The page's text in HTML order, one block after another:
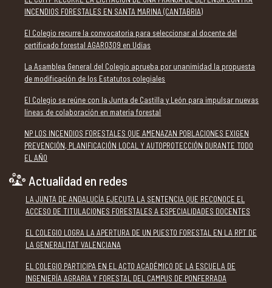
INCENDIOS FORESTALES EN SANTA MARINA (CANTABRIA)
El Colegio recurre la convocatoria para seleccionar al docente del
certificado forestal AGAR0309 en Udías
La Asamblea General del Colegio aprueba por unanimidad la propuesta
de modificación de los Estatutos colegiales
El Colegio se reúne con la Junta de Castilla y León para impulsar nuevas
líneas de colaboración en materia forestal
NP LOS INCENDIOS FORESTALES QUE AMENAZAN POBLACIONES EXIGEN
PREVENCIÓN, PLANIFICACIÓN LOCAL Y AUTOPROTECCIÓN DURANTE TODO
EL AÑO
Actualidad en redes
LA JUNTA DE ANDALUCÍA EJECUTA LA SENTENCIA QUE RECONOCE EL
ACCESO DE TITULACIONES FORESTALES A ESPECIALIDADES DOCENTES
EL COLEGIO LOGRA LA APERTURA DE UN PUESTO FORESTAL EN LA RPT DE
LA GENERALITAT VALENCIANA
EL COLEGIO PARTICIPA EN EL ACTO ACADÉMICO DE LA ESCUELA DE
INGENIERÍA AGRARIA Y FORESTAL DEL CAMPUS DE PONFERRADA